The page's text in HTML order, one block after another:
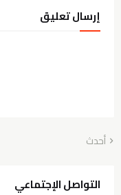
إرسال تعليق
أحدث
التواصل الإجتماعي